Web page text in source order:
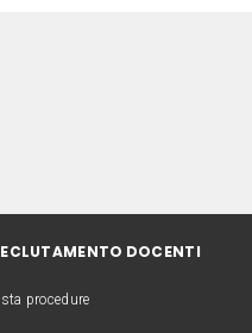
DOCENTI
procedure